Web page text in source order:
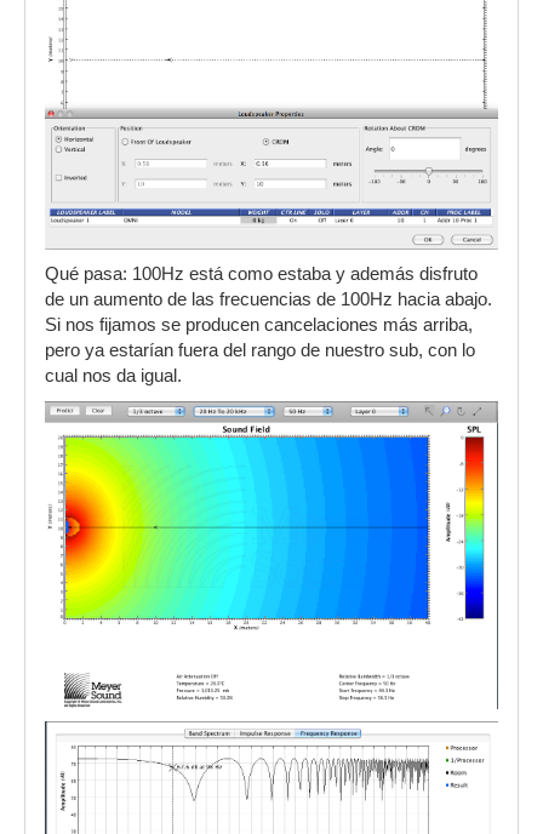
Qué pasa: 100Hz está como estaba y además disfruto
de un aumento de las frecuencias de 100Hz hacia abajo.
Si nos fijamos se producen cancelaciones más arriba,
pero ya estarían fuera del rango de nuestro sub, con lo
cual nos da igual.